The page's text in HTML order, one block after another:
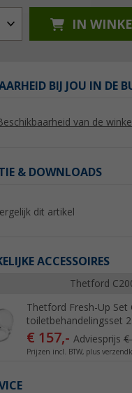
IN
BIJ JOU IN DE
van de
& DOWNLOADS
dit artikel
ACCESSOIRES
Thetford
Thetford Fresh-Up Set
toiletbehandelingsset
€ 157,- Adviesprijs €
Prijzen incl. BTW, plus
2 liter
dan 100)
Sanitair
afvaltank
7,99€
Adviesprijs